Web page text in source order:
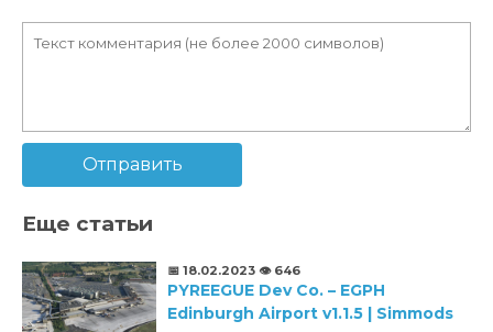
Отправить
Еще статьи
📅 18.02.2023 👁️ 646
PYREEGUE Dev Co. – EGPH
Edinburgh Airport v1.1.5 | Simmods